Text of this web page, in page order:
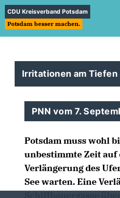
CDU Kreisverband Potsdam
Potsdam besser machen.
Irritationen am Tiefen
PNN vom 7.
Potsdam muss wohl
unbestimmte Zeit auf
Verlängerung des
See warten. Eine